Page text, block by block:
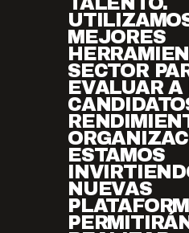
MEJORES
SECTOR
EVALUAR A
ESTAMOS
NUEVAS